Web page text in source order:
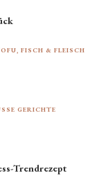
FISCH & FLEISCH
GERICHTE
Trendrezept